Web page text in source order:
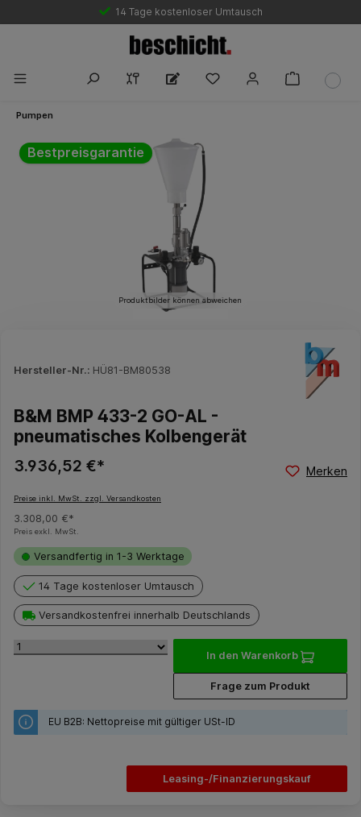
14 Tage kostenloser Umtausch
Pumpen
Bildergalerie überspringen
Bestpreisgarantie
Produktbilder können abweichen
Hersteller-Nr.: HÜ81-BM80538
B&M BMP 433-2 GO-AL -
pneumatisches Kolbengerät
3.936,52 €* Merken
Preise inkl. MwSt. zzgl. Versandkosten
3.308,00 €*
Preis exkl. MwSt.
Versandfertig in 1-3 Werktage
14 Tage kostenloser Umtausch
Versandkostenfrei innerhalb Deutschlands
In den Warenkorb
Frage zum Produkt
EU B2B: Nettopreise mit gültiger USt-ID
Leasing-/Finanzierungskauf